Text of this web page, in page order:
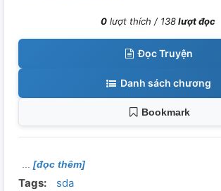
0lượt thích / 138lượt đọc
Đọc Truyện
Danh sách chương
Bookmark
[đọc thêm]
Tags: sda